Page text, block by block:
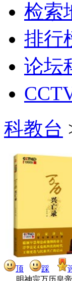
检索
排行
论坛
科教台
顶 踩
明神宗万历皇